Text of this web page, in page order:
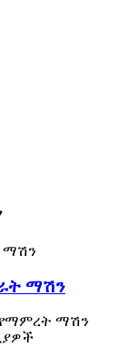
ማሽን
የማምረት ማሽን